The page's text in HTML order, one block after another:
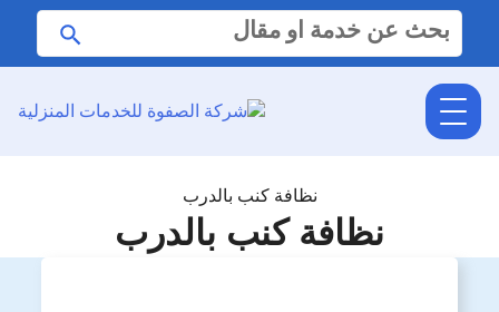
البحث
عن:
نظافة كنب بالدرب
نظافة كنب بالدرب